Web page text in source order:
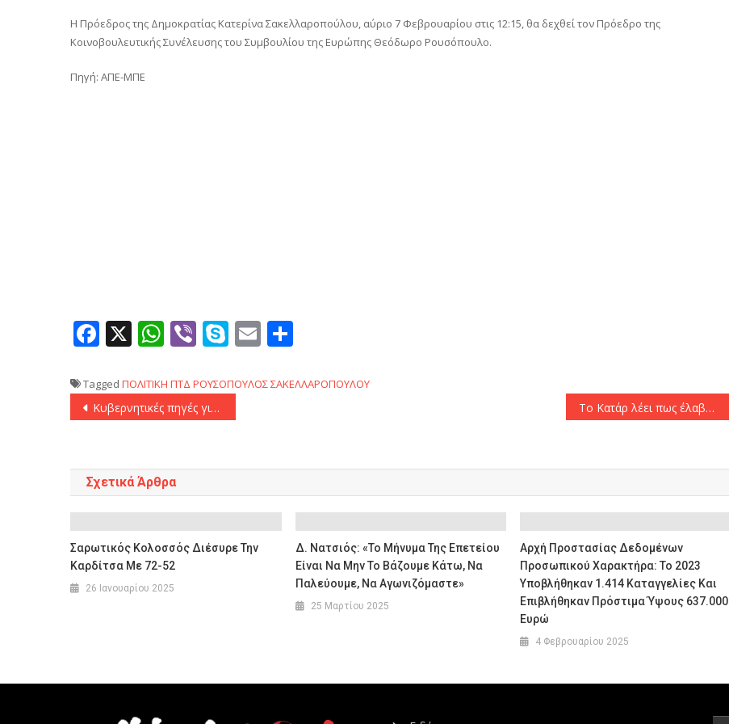
H Πρόεδρος της Δημοκρατίας Κατερίνα Σακελλαροπούλου, αύριο 7 Φεβρουαρίου στις 12:15, θα δεχθεί τον Πρόεδρο της
Κοινοβουλευτικής Συνέλευσης του Συμβουλίου της Ευρώπης Θεόδωρο Ρουσόπουλο.
Πηγή: ΑΠΕ-ΜΠΕ
Facebook
X WhatsApp
ViberSkype
Email
Tagged ΠΟΛΙΤΙΚΗ ΠΤΔ ΡΟΥΣΟΠΟΥΛΟΣΣΑΚΕΛΛΑΡΟΠΟΥΛΟΥ
Πλοήγηση
Κυβερνητικές πηγές για τους αγρότες: «Αν υπάρχει θεσμικό όργανο ο πρωθυπουργός θα τους δει» Το Κατάρ λέει πως έλαβε μια «θετική» απάντηση από τη Χαμάς για ένα σχέδιο συμφωνίας
Σχετικά Άρθρα
Σαρωτικός Κολοσσός Διέσυρε Την
Καρδίτσα Με 72-52
26 Ιανουαρίου 2025
Δ. Νατσιός: «Το Μήνυμα Της Επετείου
Είναι Να Μην Το Βάζουμε Κάτω, Να
Παλεύουμε, Να Αγωνιζόμαστε»
25 Μαρτίου 2025
Αρχή Προστασίας Δεδομένων
Προσωπικού Χαρακτήρα: Το 2023
Υποβλήθηκαν 1.414 Καταγγελίες Και
Επιβλήθηκαν Πρόστιμα Ύψους 637.000
Ευρώ
4 Φεβρουαρίου 2025